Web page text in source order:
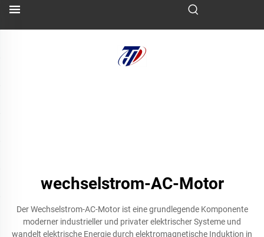
wechselstrom-AC-Motor
Der Wechselstrom-AC-Motor ist eine grundlegende Komponente
moderner industrieller und privater elektrischer Systeme und
wandelt elektrische Energie durch elektromagnetische Induktion in